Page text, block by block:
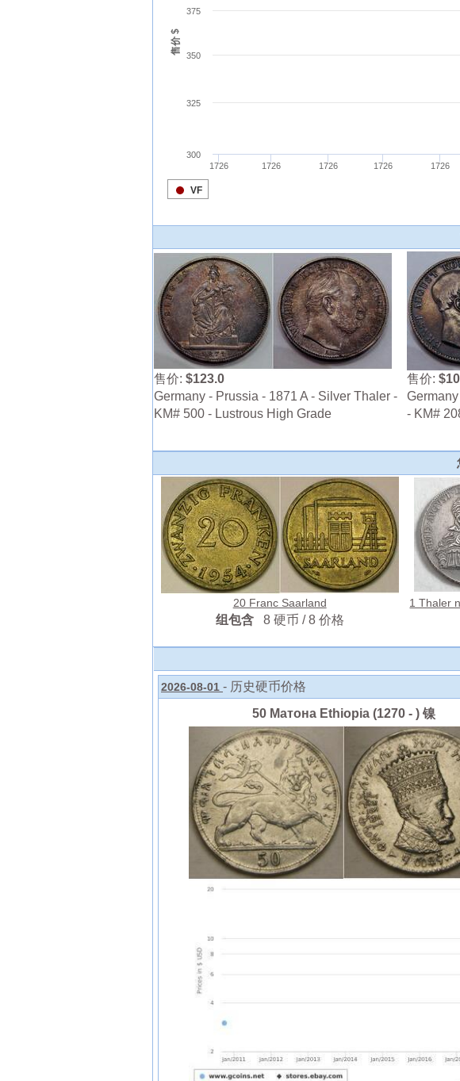
售价: $123.0
Germany - Prussia - 1871 A - Silver Thaler -
KM# 500 - Lustrous High Grade
售价:
- KM#
20 Franc Saarland
组包含 8 硬币 / 8 价格
1 Thaler
2026-08-01 - 历史硬币价格
50 Матона Ethiopia (1270 - ) 镍